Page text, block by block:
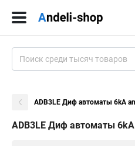
ADB3LE Диф автоматы 6kA
ADB3LE Диф автоматы